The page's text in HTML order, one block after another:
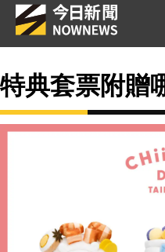
特典套票附贈